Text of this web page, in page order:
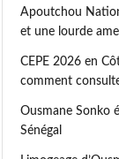
Apoutchou
et une lourde
CEPE 2026 en
comment
Ousmane Sonko
Sénégal